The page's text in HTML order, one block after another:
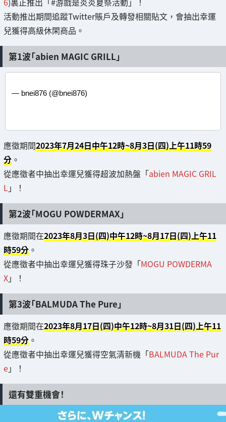
活動推出期間追蹤Twitter賬戶及轉發相關貼文，會抽出幸運
兒獲得高級休閑商品。
第1波「abien MAGIC GRILL」
— bnei876 (@bnei876)
應徵期間2023年7月24日中午12時~8月3日(四)上午11時59
分 。
從應徵者中抽出幸運兒獲得超波加熱盤「abien MAGIC GRIL
L」！
第2波「MOGU POWDERMAX」
應徵期間在2023年8月3日(四)中午12時~8月17日(四)上午11
時59分 。
從應徵者中抽出幸運兒獲得珠子沙發「MOGU POWDERMA
X」！
第3波「BALMUDA The Pure」
應徵期間在2023年8月17日(四)中午12時~8月31日(四)上午11
時59分 。
從應徵者中抽出幸運兒獲得空氣清新機「BALMUDA The Pur
e」！
還有雙重機會！